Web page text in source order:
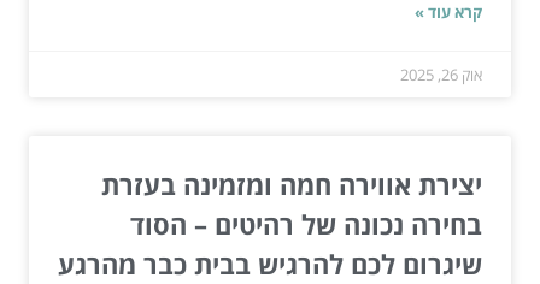
קרא עוד »
אוק 26, 2025
יצירת אווירה חמה ומזמינה בעזרת
בחירה נכונה של רהיטים – הסוד
שיגרום לכם להרגיש בבית כבר מהרגע